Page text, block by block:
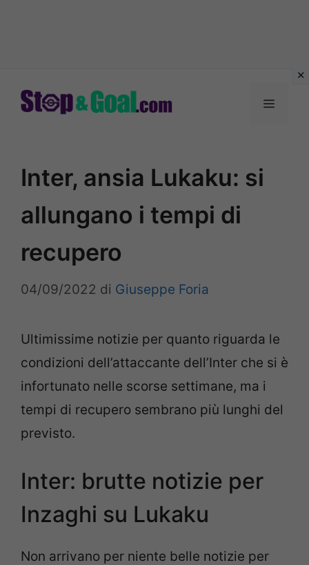
Menu
Inter, ansia Lukaku: si
allungano i tempi di
recupero
04/09/2022 di Giuseppe Foria
Ultimissime notizie per quanto riguarda le
condizioni dell’attaccante dell’Inter che si è
infortunato nelle scorse settimane, ma i
tempi di recupero sembrano più lunghi del
previsto.
Inter: brutte notizie per
Inzaghi su Lukaku
Non arrivano per niente belle notizie per